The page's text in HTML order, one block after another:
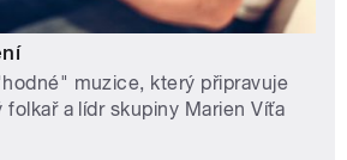
muzice, který připravuje
a lídr skupiny Marien Víťa